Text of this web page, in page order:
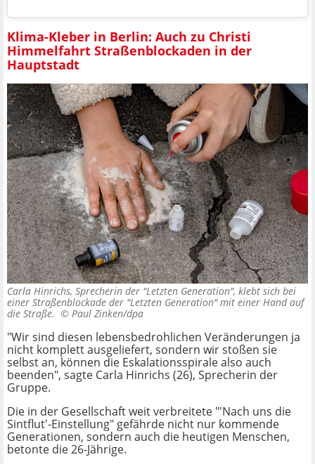
Klima-Kleber in Berlin: Auch zu Christi
Himmelfahrt Straßenblockaden in der
Hauptstadt
Carla Hinrichs, Sprecherin der "Letzten Generation", klebt sich bei
einer Straßenblockade der "Letzten Generation" mit einer Hand auf
die Straße. © Paul Zinken/dpa
"Wir sind diesen lebensbedrohlichen Veränderungen ja
nicht komplett ausgeliefert, sondern wir stoßen sie
selbst an, können die Eskalationsspirale also auch
beenden", sagte Carla Hinrichs (26), Sprecherin der
Gruppe.
Die in der Gesellschaft weit verbreitete "'Nach uns die
Sintflut'-Einstellung" gefährde nicht nur kommende
Generationen, sondern auch die heutigen Menschen,
betonte die 26-Jährige.